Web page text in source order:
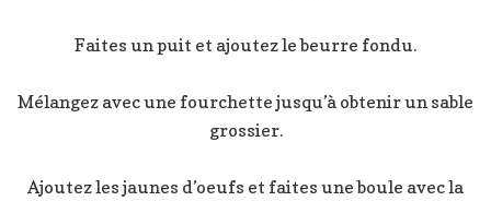
Faites un puit et ajoutez le beurre fondu.
Mélangez avec une fourchette jusqu’à obtenir un sable
grossier.
Ajoutez les jaunes d’oeufs et faites une boule avec la